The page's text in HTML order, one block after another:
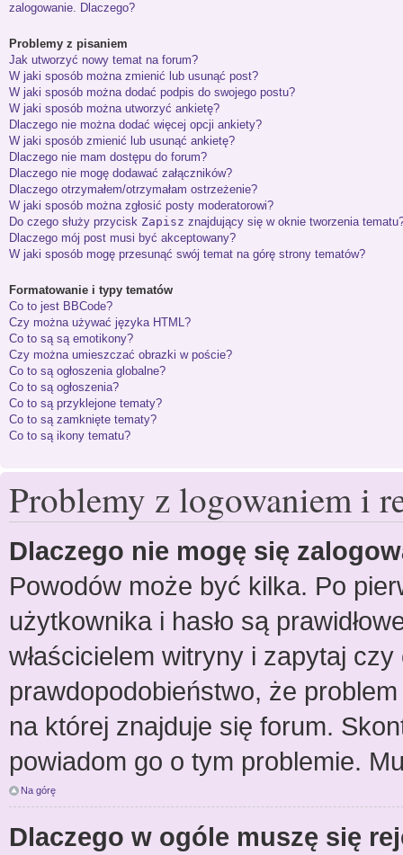
zalogowanie. Dlaczego?
Problemy z pisaniem
Jak utworzyć nowy temat na forum?
W jaki sposób można zmienić lub usunąć post?
W jaki sposób można dodać podpis do swojego postu?
W jaki sposób można utworzyć ankietę?
Dlaczego nie można dodać więcej opcji ankiety?
W jaki sposób zmienić lub usunąć ankietę?
Dlaczego nie mam dostępu do forum?
Dlaczego nie mogę dodawać załączników?
Dlaczego otrzymałem/otrzymałam ostrzeżenie?
W jaki sposób można zgłosić posty moderatorowi?
Do czego służy przycisk Zapisz znajdujący się w oknie tworzenia
Dlaczego mój post musi być akceptowany?
W jaki sposób mogę przesunąć swój temat na górę strony tematów?
Formatowanie i typy tematów
Co to jest BBCode?
Czy można używać języka HTML?
Co to są są emotikony?
Czy można umieszczać obrazki w poście?
Co to są ogłoszenia globalne?
Co to są ogłoszenia?
Co to są przyklejone tematy?
Co to są zamknięte tematy?
Co to są ikony tematu?
Problemy z logowaniem i
Dlaczego nie mogę się
Powodów może być kilka. Po
użytkownika i hasło są
właścicielem witryny i zapytaj
prawdopodobieństwo, że
na której znajduje się forum.
powiadom go o tym problemie.
Na górę
Dlaczego w ogóle muszę się